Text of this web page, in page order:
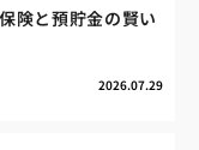
険と預貯金の賢い
2026.07.29